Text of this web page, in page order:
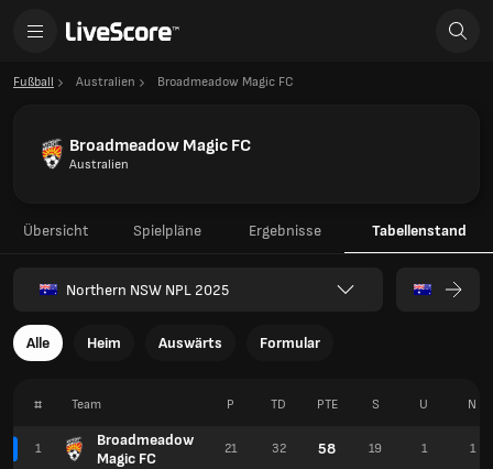
Fußball Australien Broadmeadow Magic FC
Broadmeadow Magic FC
Australien
Übersicht Spielpläne Ergebnisse Tabellenstand
Northern NSW NPL 2025
Alle Heim Auswärts Formular
# Team
1
Broadmeadow
Magic FC
P TD PTE S U N
21 32 58 19 1 1